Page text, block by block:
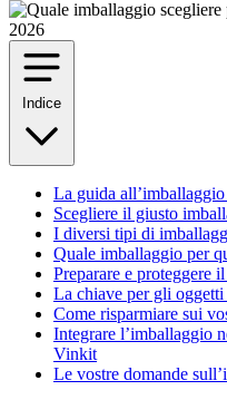
Indice
La guida
Scegliere il giusto
I diversi tipi di
Quale imballaggio per
Preparare e proteggere
La chiave per gli
Come risparmiare sui
Integrare l’imballaggio
Vinkit
Le vostre domande